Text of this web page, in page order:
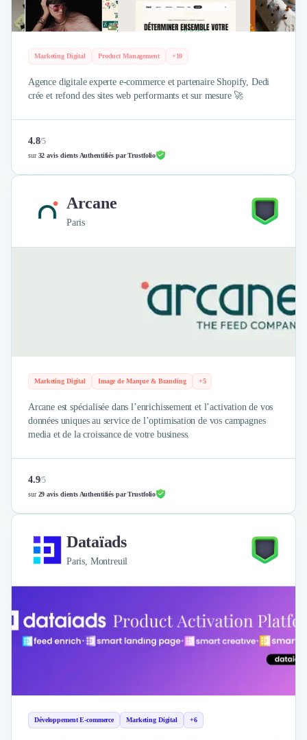
Marketing Digital Product Management +10
Agence digitale experte e-commerce et partenaire Shopify, Dedi
crée et refond des sites web performants et sur mesure 🚀
4.8/5
sur32 avis clients Authentifiés par Trustfolio
Arcane
Paris
Marketing Digital Image de Marque & Branding +5
Arcane est spécialisée dans l’enrichissement et l’activation de vos
données uniques au service de l’optimisation de vos campagnes
media et de la croissance de votre business.
4.9/5
sur29 avis clients Authentifiés par Trustfolio
Dataïads
Paris, Montreuil
Développement E-commerce Marketing Digital +6